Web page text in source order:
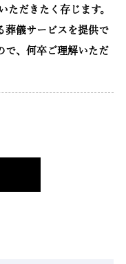
ただきたく存じます。
葬儀サービスを提供で
で、何卒ご理解いただ